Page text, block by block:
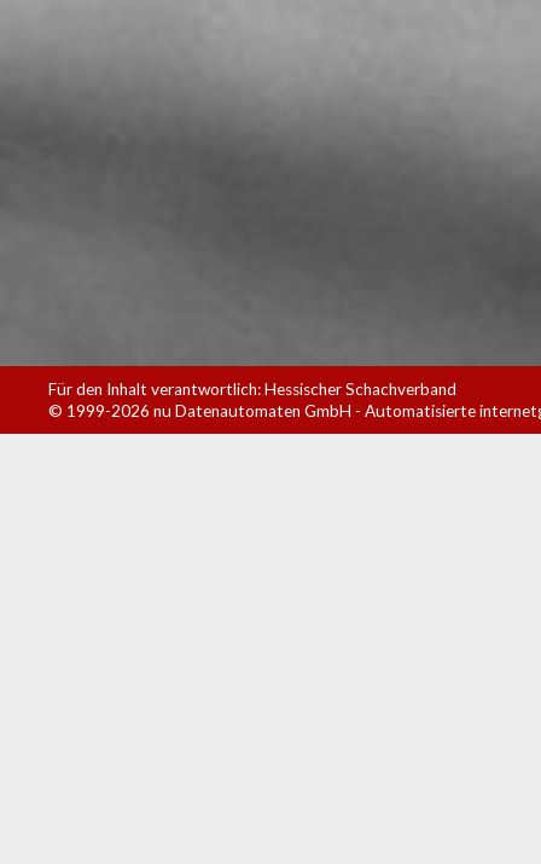
Für den Inhalt verantwortlich: Hessischer Schachverband
© 1999-2026 nu Datenautomaten GmbH - Automatisierte